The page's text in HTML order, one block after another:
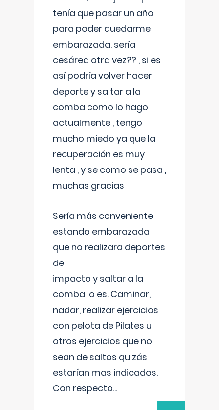
tenía que pasar un año
para poder quedarme
embarazada, sería
cesárea otra vez?? , si es
así podría volver hacer
deporte y saltar a la
comba como lo hago
actualmente , tengo
mucho miedo ya que la
recuperación es muy
lenta , y se como se pasa ,
muchas gracias
Sería más conveniente
estando embarazada
que no realizara deportes
de
impacto y saltar a la
comba lo es. Caminar,
nadar, realizar ejercicios
con pelota de Pilates u
otros ejercicios que no
sean de saltos quizás
estarían mas indicados.
Con respecto...